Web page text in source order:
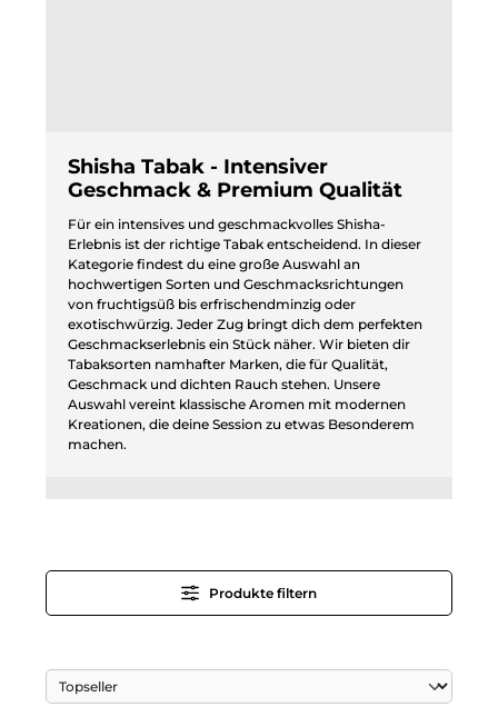
Shisha Tabak - Intensiver
Geschmack & Premium Qualität
Für ein intensives und geschmackvolles Shisha-
Erlebnis ist der richtige Tabak entscheidend. In dieser
Kategorie findest du eine große Auswahl an
hochwertigen Sorten und Geschmacksrichtungen
von fruchtigsüß bis erfrischendminzig oder
exotischwürzig. Jeder Zug bringt dich dem perfekten
Geschmackserlebnis ein Stück näher. Wir bieten dir
Tabaksorten namhafter Marken, die für Qualität,
Geschmack und dichten Rauch stehen. Unsere
Auswahl vereint klassische Aromen mit modernen
Kreationen, die deine Session zu etwas Besonderem
machen.
Produkte filtern